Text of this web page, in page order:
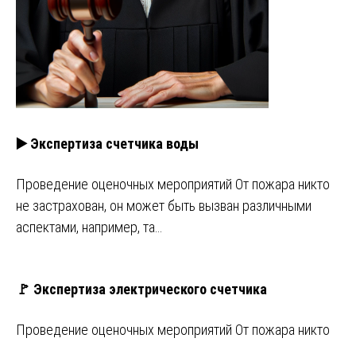
▶️ Экспертиза счетчика воды
Проведение оценочных мероприятий От пожара никто
не застрахован, он может быть вызван различными
аспектами, например, та…
🚩 Экспертиза электрического счетчика
Проведение оценочных мероприятий От пожара никто